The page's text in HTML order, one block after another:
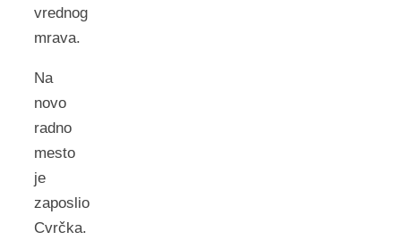
vrednog
mrava.
Na
novo
radno
mesto
je
zaposlio
Cvrčka.